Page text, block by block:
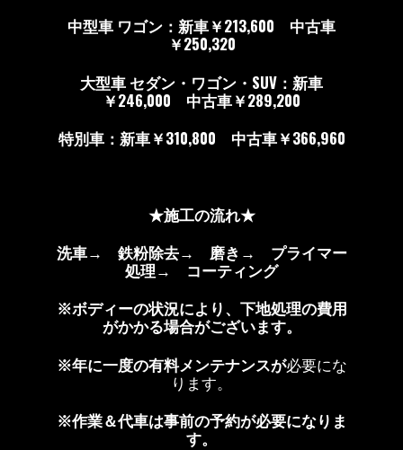
中型車 ワゴン：新車￥213,600 中古車
￥250,320
大型車 セダン・ワゴン・SUV：新車
￥246,000 中古車￥289,200
特別車：新車￥310,800 中古車￥366,960
★施工の流れ★
洗車→ 鉄粉除去→ 磨き→ プライマー
処理→ コーティング
※ボディーの状況により、下地処理の費用
がかかる場合がございます。
※年に一度の有料メンテナンスが必要にな
ります。
※作業＆代車は事前の予約が必要になりま
す。